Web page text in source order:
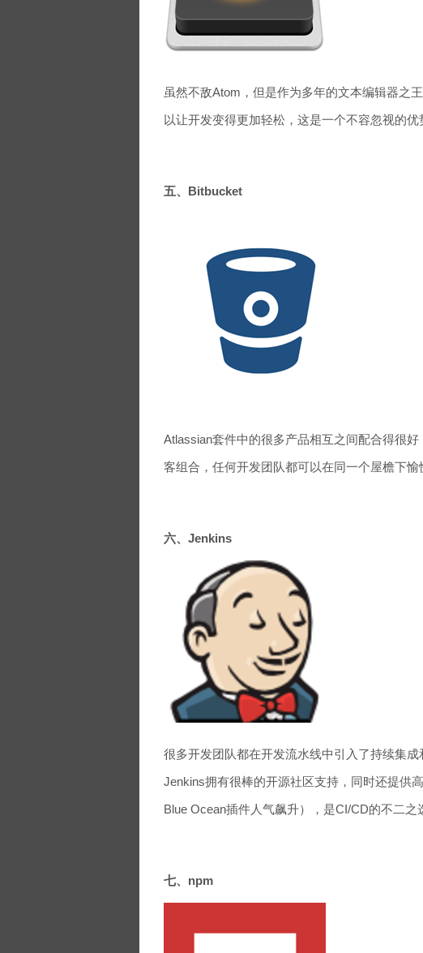
虽然不敌Atom，但是作为多年的文本编辑器之
以让开发变得更加轻松，这是一个不容忽视的优
五、Bitbucket
Atlassian套件中的很多产品相互之间配合得很
客组合，任何开发团队都可以在同一个屋檐下愉
六、Jenkins
很多开发团队都在开发流水线中引入了持续集
Jenkins拥有很棒的开源社区支持，同时还提供
Blue Ocean插件人气飙升），是CI/CD的不二之
七、npm